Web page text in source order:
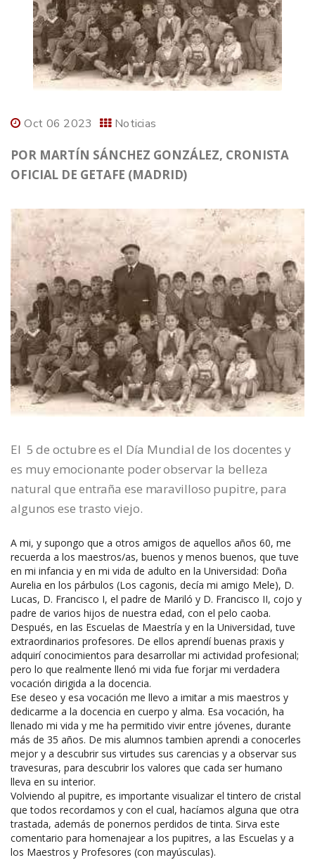
Oct 06 2023 Noticias
POR MARTÍN SÁNCHEZ GONZÁLEZ, CRONISTA
OFICIAL DE GETAFE (MADRID)
El 5 de octubre es el Día Mundial de los docentes y
es muy emocionante poder observar la belleza
natural que entraña ese maravilloso pupitre, para
algunos ese trasto viejo.
A mi, y supongo que a otros amigos de aquellos años 60, me
recuerda a los maestros/as, buenos y menos buenos, que tuve
en mi infancia y en mi vida de adulto en la Universidad: Doña
Aurelia en los párbulos (Los cagonis, decía mi amigo Mele), D.
Lucas, D. Francisco I, el padre de Mariló y D. Francisco II, cojo y
padre de varios hijos de nuestra edad, con el pelo caoba.
Después, en las Escuelas de Maestría y en la Universidad, tuve
extraordinarios profesores. De ellos aprendí buenas praxis y
adquirí conocimientos para desarrollar mi actividad profesional;
pero lo que realmente llenó mi vida fue forjar mi verdadera
vocación dirigida a la docencia.
Ese deseo y esa vocación me llevo a imitar a mis maestros y
dedicarme a la docencia en cuerpo y alma. Esa vocación, ha
llenado mi vida y me ha permitido vivir entre jóvenes, durante
más de 35 años. De mis alumnos tambien aprendi a conocerles
mejor y a descubrir sus virtudes sus carencias y a observar sus
travesuras, para descubrir los valores que cada ser humano
lleva en su interior.
Volviendo al pupitre, es importante visualizar el tintero de cristal
que todos recordamos y con el cual, hacíamos alguna que otra
trastada, además de ponernos perdidos de tinta. Sirva este
comentario para homenajear a los pupitres, a las Escuelas y a
los Maestros y Profesores (con mayúsculas).